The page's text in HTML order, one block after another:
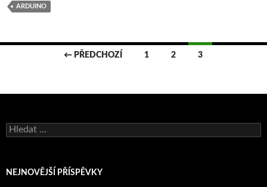
ARDUINO
příspěvky
← PŘEDCHOZÍ 1 2 3
Vyhledávání
NEJNOVĚJŠÍ PŘÍSPĚVKY